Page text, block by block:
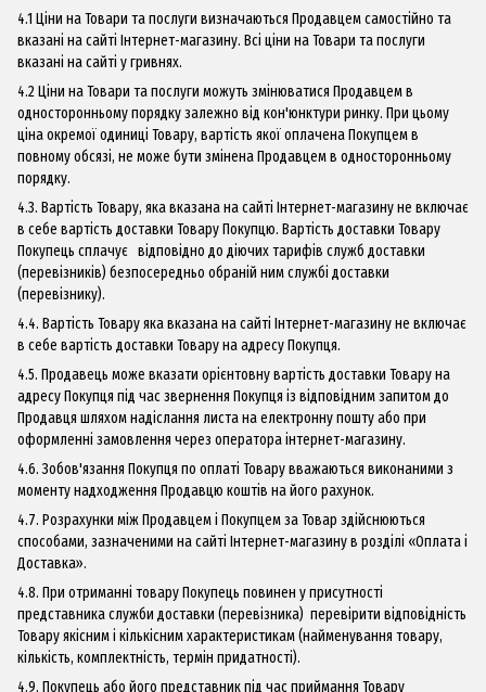
4.1 Ціни на Товари та послуги визначаються Продавцем самостійно та
вказані на сайті Інтернет-магазину. Всі ціни на Товари та послуги
вказані на сайті у гривнях.
4.2 Ціни на Товари та послуги можуть змінюватися Продавцем в
односторонньому порядку залежно від кон'юнктури ринку. При цьому
ціна окремої одиниці Товару, вартість якої оплачена Покупцем в
повному обсязі, не може бути змінена Продавцем в односторонньому
порядку.
4.3. Вартість Товару, яка вказана на сайті Інтернет-магазину не включає
в себе вартість доставки Товару Покупцю. Вартість доставки Товару
Покупець сплачує відповідно до діючих тарифів служб доставки
(перевізників) безпосередньо обраній ним службі доставки
(перевізнику).
4.4. Вартість Товару яка вказана на сайті Інтернет-магазину не включає
в себе вартість доставки Товару на адресу Покупця.
4.5. Продавець може вказати орієнтовну вартість доставки Товару на
адресу Покупця під час звернення Покупця із відповідним запитом до
Продавця шляхом надіслання листа на електронну пошту або при
оформленні замовлення через оператора інтернет-магазину.
4.6. Зобов'язання Покупця по оплаті Товару вважаються виконаними з
моменту надходження Продавцю коштів на його рахунок.
4.7. Розрахунки між Продавцем і Покупцем за Товар здійснюються
способами, зазначеними на сайті Інтернет-магазину в розділі «Оплата і
Доставка».
4.8. При отриманні товару Покупець повинен у присутності
представника служби доставки (перевізника) перевірити відповідність
Товару якісним і кількісним характеристикам (найменування товару,
кількість, комплектність, термін придатності).
4.9. Покупець або його представник під час приймання Товару